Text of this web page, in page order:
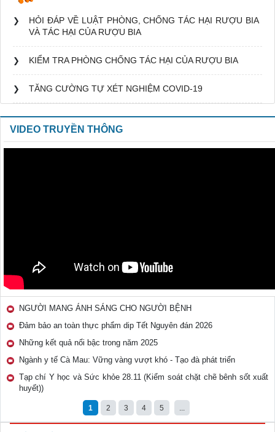
HỎI ĐÁP VỀ LUẬT PHÒNG, CHỐNG TÁC HẠI RƯỢU BIA
VÀ TÁC HẠI CỦA RƯỢU BIA
KIỂM TRA PHÒNG CHỐNG TÁC HẠI CỦA RƯỢU BIA
TĂNG CƯỜNG TỰ XÉT NGHIỆM COVID-19
VIDEO TRUYỀN THÔNG
NGƯỜI MANG ÁNH SÁNG CHO NGƯỜI BỆNH
Đảm bảo an toàn thực phẩm dip Tết Nguyên đán 2026
Những kết quả nổi bậc trong năm 2025
Ngành y tế Cà Mau: Vững vàng vượt khó - Tạo đà phát triển
Tạp chí Y học và Sức khỏe 28.11 (Kiểm soát chặt chẽ bênh sốt xuất
huyết))
1 2 3 4 5